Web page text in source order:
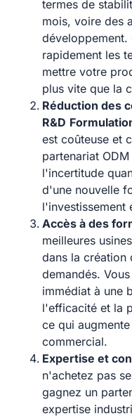
termes de
mois, voire des
rapidement les
mettre votre
plus vite que la
Réduction des
R&D
est coûteuse et
partenariat
l'incertitude
d'une nouvelle
l'investissement
Accès à des
meilleures
dans la création
demandés.
immédiat à une
l'efficacité et la
ce qui
commercial.
Expertise et
n'achetez pas
gagnez un
expertise